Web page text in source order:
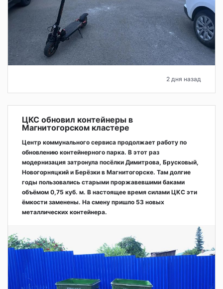
2 дня назад
ЦКС обновил контейнеры в
Магнитогорском кластере
Центр коммунального сервиса продолжает работу по
обновлению контейнерного парка. В этот раз
модернизация затронула посёлки Димитрова, Брусковый,
Новогорняцкий и Берёзки в Магнитогорске. Там долгие
годы пользовались старыми проржавевшими баками
объёмом 0,75 куб. м. В настоящее время силами ЦКС эти
ёмкости заменены. На смену пришло 53 новых
металлических контейнера.